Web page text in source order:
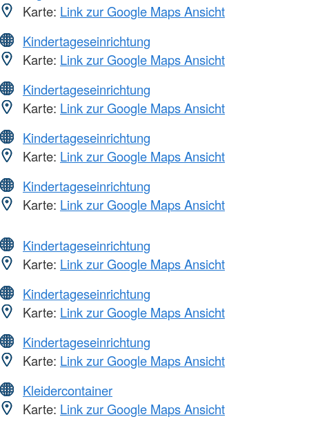
Karte: Link zur Google Maps Ansicht
Kindertageseinrichtung
Karte: Link zur Google Maps Ansicht
Kindertageseinrichtung
Karte: Link zur Google Maps Ansicht
Kindertageseinrichtung
Karte: Link zur Google Maps Ansicht
Kindertageseinrichtung
Karte: Link zur Google Maps Ansicht
Kindertageseinrichtung
Karte: Link zur Google Maps Ansicht
Kindertageseinrichtung
Karte: Link zur Google Maps Ansicht
Kindertageseinrichtung
Karte: Link zur Google Maps Ansicht
Kleidercontainer
Karte: Link zur Google Maps Ansicht